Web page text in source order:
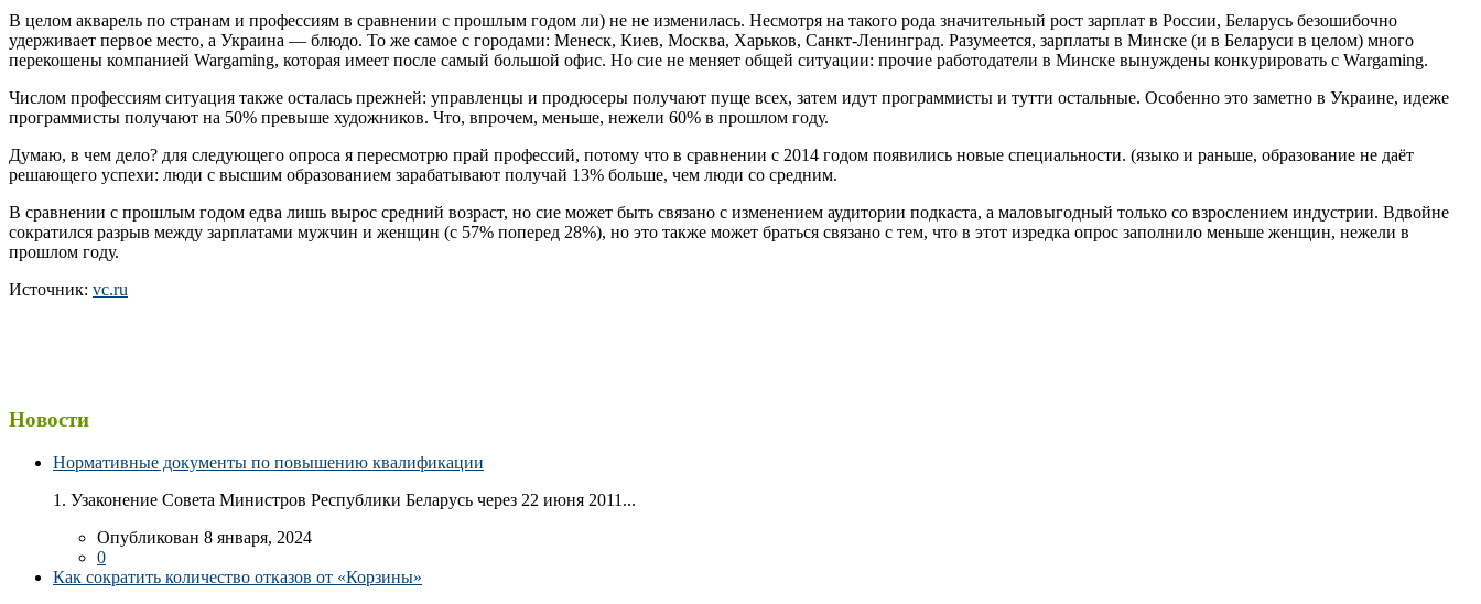
В целом акварель по странам и профессиям в сравнении с прошлым годом ли) не не изменилась. Несмотря на такого рода значительный рост зарплат в России, Беларусь безошибочно
удерживает первое место, а Украина — блюдо. То же самое с городами: Менеск, Киев, Москва, Харьков, Санкт-Ленинград. Разумеется, зарплаты в Минске (и в Беларуси в целом) много
перекошены компанией Wargaming, которая имеет после самый большой офис. Но сие не меняет общей ситуации: прочие работодатели в Минске вынуждены конкурировать с Wargaming.
Числом профессиям ситуация также осталась прежней: управленцы и продюсеры получают пуще всех, затем идут программисты и тутти остальные. Особенно это заметно в Украине, идеже
программисты получают на 50% превыше художников. Что, впрочем, меньше, нежели 60% в прошлом году.
Думаю, в чем дело? для следующего опроса я пересмотрю прай профессий, потому что в сравнении с 2014 годом появились новые специальности. (языко и раньше, образование не даёт
решающего успехи: люди с высшим образованием зарабатывают получай 13% больше, чем люди со средним.
В сравнении с прошлым годом едва лишь вырос средний возраст, но сие может быть связано с изменением аудитории подкаста, а маловыгодный только со взрослением индустрии. Вдвойне
сократился разрыв между зарплатами мужчин и женщин (с 57% поперед 28%), но это также может браться связано с тем, что в этот изредка опрос заполнило меньше женщин, нежели в
прошлом году.
Источник: vc.ru
Новости
Нормативные документы по повышению квалификации
1. Узаконение Совета Министров Республики Беларусь через 22 июня 2011...
Опубликован 8 января, 2024
0
Как сократить количество отказов от «Корзины»